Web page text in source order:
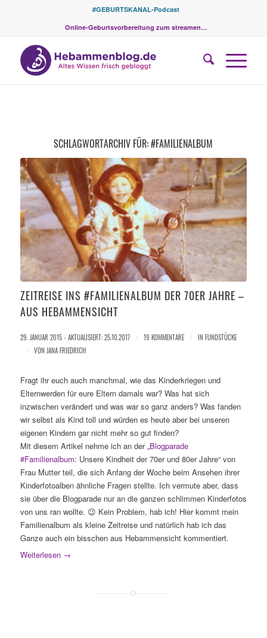
#GEBURTSKANAL-Podcast
Online-Geburtsvorbereitung zum streamen…
SCHLAGWORTARCHIV FÜR:#FAMILIENALBUM
ZEITREISE INS #FAMILIENALBUM DER 70ER JAHRE –
AUS HEBAMMENSICHT
29. JANUAR 2015 - AKTUALISIERT: 25.10.2017 / 19 KOMMENTARE / IN FUNDSTÜCKE
/
VON JANA FRIEDRICH
Fragt ihr euch auch manchmal, wie das Kinderkriegen und
Elternwerden für eure Eltern damals war? Was hat sich
inzwischen verändert und was war so ganz anders? Was fanden
wir selbst als Kind toll und würden es heute aber bei unseren
eigenen Kindern gar nicht mehr so gut finden?
Mit diesem Artikel nehme ich an der „Blogparade
#Familienalbum: Unsere Kindheit der 70er und 80er Jahre“ von
Frau Mutter teil, die sich Anfang der Woche beim Ansehen ihrer
Kinderfotoalben ähnliche Fragen stellte. Ich vermute aber, dass
sie über die Blogparade nur an die ganzen schlimmen Kinderfotos
von uns ran wollte. 😉 Kein Problem, hab ich! Hier kommt mein
Familienalbum als kleine Zeitreise und natürlich hab ich das
Ganze auch ein bisschen aus Hebammensicht kommentiert.
Weiterlesen→